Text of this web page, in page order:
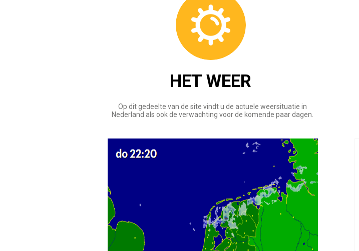
HET WEER
Op dit gedeelte van de site vindt u de actuele weersituatie in
Nederland als ook de verwachting voor de komende paar dagen.